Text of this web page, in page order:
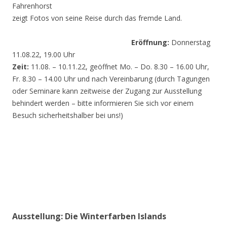
Fahrenhorst
zeigt Fotos von seine Reise durch das fremde Land.
Eröffnung: Donnerstag
11.08.22, 19.00 Uhr
Zeit: 11.08. – 10.11.22, geöffnet Mo. – Do. 8.30 – 16.00 Uhr,
Fr. 8.30 – 14.00 Uhr und nach Vereinbarung (durch Tagungen
oder Seminare kann zeitweise der Zugang zur Ausstellung
behindert werden – bitte informieren Sie sich vor einem
Besuch sicherheitshalber bei uns!)
Ausstellung: Die Winterfarben Islands